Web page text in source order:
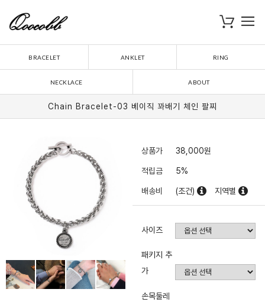
장바구니
BRACELET ANKLET RING
NECKLACE ABOUT
Chain Bracelet-03 베이직 꽈배기 체인 팔찌
상품가 38,000원
적립금 5%
배송비 (조건) 지역별
사이즈
패키지 추
가
손목둘레